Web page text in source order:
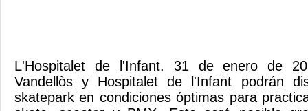
L'Hospitalet de l'Infant. 31 de enero de
Vandellòs y Hospitalet de l'Infant podrán
skatepark en condiciones óptimas para